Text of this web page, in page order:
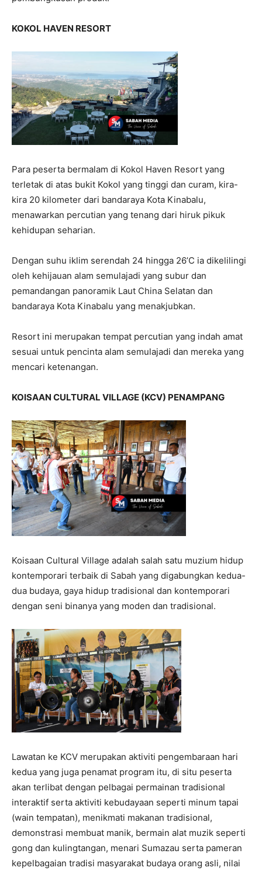
KOKOL HAVEN RESORT
Para peserta bermalam di Kokol Haven Resort yang
terletak di atas bukit Kokol yang tinggi dan curam, kira-
kira 20 kilometer dari bandaraya Kota Kinabalu,
menawarkan percutian yang tenang dari hiruk pikuk
kehidupan seharian.
Dengan suhu iklim serendah 24 hingga 26’C ia dikelilingi
oleh kehijauan alam semulajadi yang subur dan
pemandangan panoramik Laut China Selatan dan
bandaraya Kota Kinabalu yang menakjubkan.
Resort ini merupakan tempat percutian yang indah amat
sesuai untuk pencinta alam semulajadi dan mereka yang
mencari ketenangan.
KOISAAN CULTURAL VILLAGE (KCV) PENAMPANG
Koisaan Cultural Village adalah salah satu muzium hidup
kontemporari terbaik di Sabah yang digabungkan kedua-
dua budaya, gaya hidup tradisional dan kontemporari
dengan seni binanya yang moden dan tradisional.
Lawatan ke KCV merupakan aktiviti pengembaraan hari
kedua yang juga penamat program itu, di situ peserta
akan terlibat dengan pelbagai permainan tradisional
interaktif serta aktiviti kebudayaan seperti minum tapai
(wain tempatan), menikmati makanan tradisional,
demonstrasi membuat manik, bermain alat muzik seperti
gong dan kulingtangan, menari Sumazau serta pameran
kepelbagaian tradisi masyarakat budaya orang asli, nilai